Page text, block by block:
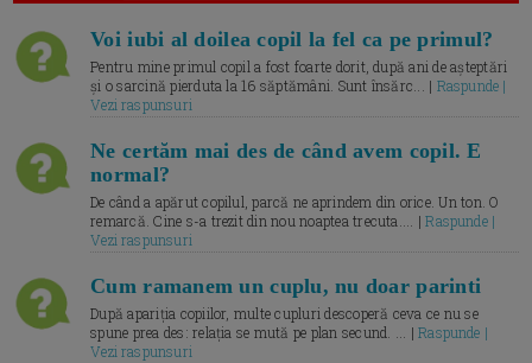
Voi iubi al doilea copil la fel ca pe primul?
Pentru mine primul copil a fost foarte dorit, după ani de așteptări
și o sarcină pierduta la 16 săptămâni. Sunt însărc... | Raspunde |
Vezi raspunsuri
Ne certăm mai des de când avem copil. E
normal?
De când a apărut copilul, parcă ne aprindem din orice. Un ton. O
remarcă. Cine s-a trezit din nou noaptea trecuta.... |Raspunde |
Vezi raspunsuri
Cum ramanem un cuplu, nu doar parinti
După apariția copiilor, multe cupluri descoperă ceva ce nu se
spune prea des: relația se mută pe plan secund. ... |Raspunde |
Vezi raspunsuri